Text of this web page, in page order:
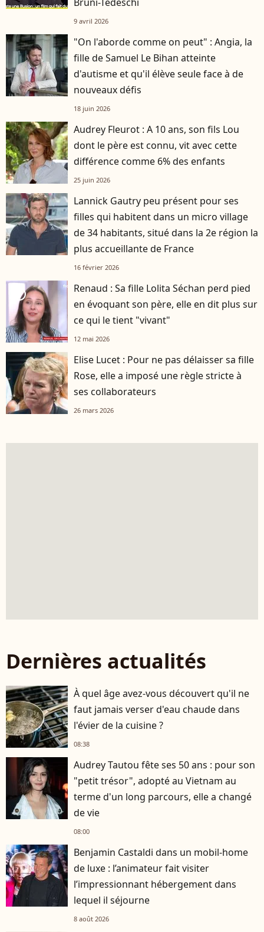
9 avril 2026
"On l'aborde comme on peut" : Angia, la
fille de Samuel Le Bihan atteinte
d'autisme et qu'il élève seule face à de
nouveaux défis
18 juin 2026
Audrey Fleurot : A 10 ans, son fils Lou
dont le père est connu, vit avec cette
différence comme 6% des enfants
25 juin 2026
Lannick Gautry peu présent pour ses
filles qui habitent dans un micro village
de 34 habitants, situé dans la 2e région la
plus accueillante de France
16 février 2026
player2
Renaud : Sa fille Lolita Séchan perd pied
en évoquant son père, elle en dit plus sur
ce qui le tient "vivant"
12 mai 2026
Elise Lucet : Pour ne pas délaisser sa fille
Rose, elle a imposé une règle stricte à
ses collaborateurs
26 mars 2026
Dernières actualités
À quel âge avez-vous découvert qu'il ne
faut jamais verser d'eau chaude dans
l'évier de la cuisine ?
08:38
Audrey Tautou fête ses 50 ans : pour son
"petit trésor", adopté au Vietnam au
terme d'un long parcours, elle a changé
de vie
08:00
Benjamin Castaldi dans un mobil-home
de luxe : l’animateur fait visiter
l’impressionnant hébergement dans
lequel il séjourne
8 août 2026